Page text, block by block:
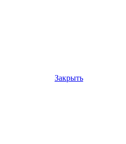
Закрыть